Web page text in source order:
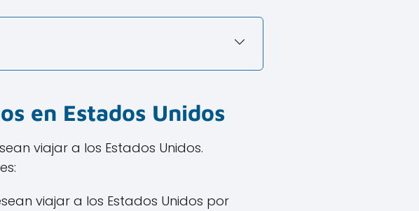
en Estados Unidos
viajar a los Estados Unidos.
viajar a los Estados Unidos por